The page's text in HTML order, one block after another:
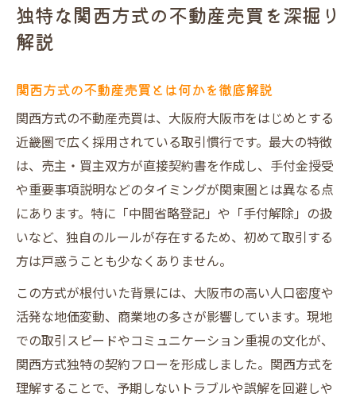
独特な関西方式の不動産売買を深掘り
解説
関西方式の不動産売買とは何かを徹底解説
関西方式の不動産売買は、大阪府大阪市をはじめとする
近畿圏で広く採用されている取引慣行です。最大の特徴
は、売主・買主双方が直接契約書を作成し、手付金授受
や重要事項説明などのタイミングが関東圏とは異なる点
にあります。特に「中間省略登記」や「手付解除」の扱
いなど、独自のルールが存在するため、初めて取引する
方は戸惑うことも少なくありません。
この方式が根付いた背景には、大阪市の高い人口密度や
活発な地価変動、商業地の多さが影響しています。現地
での取引スピードやコミュニケーション重視の文化が、
関西方式独特の契約フローを形成しました。関西方式を
理解することで、予期しないトラブルや誤解を回避しや